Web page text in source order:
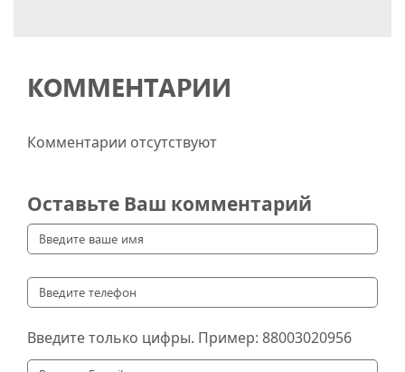
КОММЕНТАРИИ
Комментарии отсутствуют
Оставьте Ваш комментарий
Введите только цифры. Пример: 88003020956